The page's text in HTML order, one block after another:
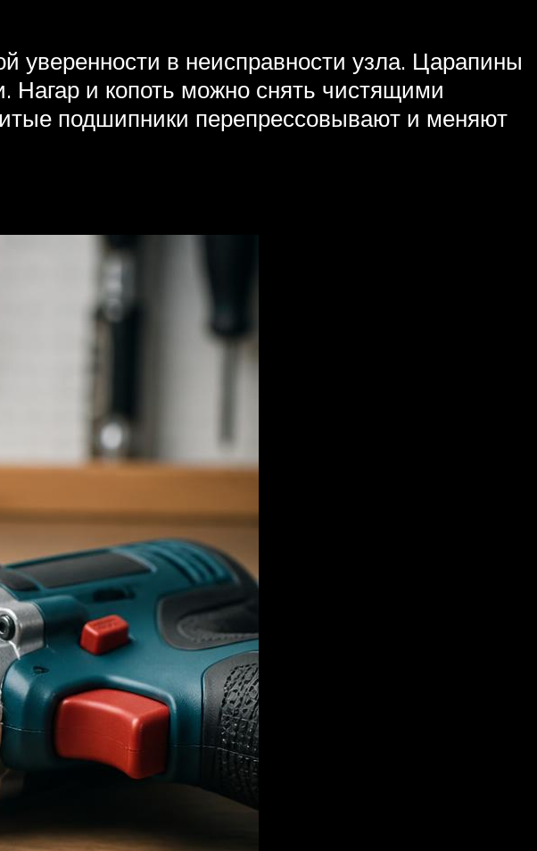
уверенности в неисправности узла. Царапины
Нагар и копоть можно снять чистящими
подшипники перепрессовывают и меняют